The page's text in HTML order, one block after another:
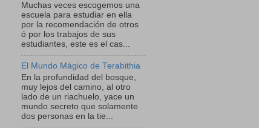
Muchas veces escogemos una
escuela para estudiar en ella
por la recomendación de otros
ó por los trabajos de sus
estudiantes, este es el cas...
El Mundo Mágico de Terabithia
En la profundidad del bosque,
muy lejos del camino, al otro
lado de un riachuelo, yace un
mundo secreto que solamente
dos personas en la tie...